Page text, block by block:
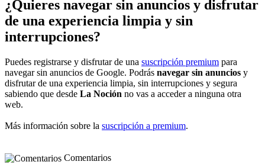
¿Quieres navegar sin anuncios y disfrutar
de una experiencia limpia y sin
interrupciones?
Puedes registrarse y disfrutar de una suscripción premium para
navegar sin anuncios de Google. Podrás navegar sin anuncios y
disfrutar de una experiencia limpia, sin interrupciones y segura
sabiendo que desde La Noción no vas a acceder a ninguna otra
web.
Más información sobre la suscripción a premium.
Comentarios